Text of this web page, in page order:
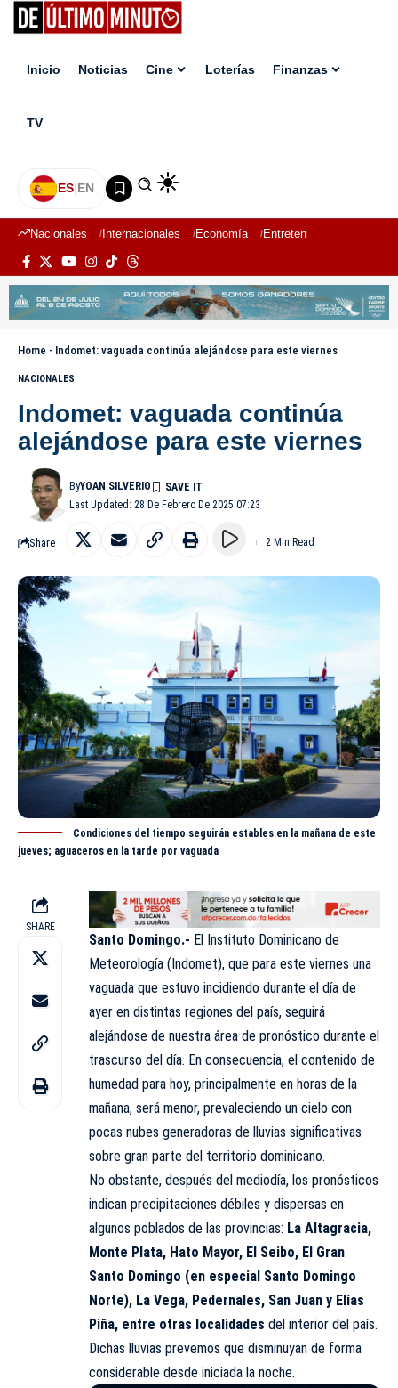
Inicio Noticias Cine Loterías Finanzas
TV
ES|EN
Nacionales Internacionales Economía Entretenimiento
Home - Indomet: vaguada continúa alejándose para este viernes
NACIONALES
Indomet: vaguada continúa
alejándose para este viernes
Last Updated: 28 De Febrero De 2025 07:23
ByYOAN SILVERIO
Share 2 Min Read
Condiciones del tiempo seguirán estables en la mañana de este
jueves; aguaceros en la tarde por vaguada
SHARE
Santo Domingo.- El Instituto Dominicano de
Meteorología (Indomet), que para este viernes una
vaguada que estuvo incidiendo durante el día de
ayer en distintas regiones del país, seguirá
alejándose de nuestra área de pronóstico durante el
trascurso del día. En consecuencia, el contenido de
humedad para hoy, principalmente en horas de la
mañana, será menor, prevaleciendo un cielo con
pocas nubes generadoras de lluvias significativas
sobre gran parte del territorio dominicano.
No obstante, después del mediodía, los pronósticos
indican precipitaciones débiles y dispersas en
algunos poblados de las provincias: La Altagracia,
Monte Plata, Hato Mayor, El Seibo, El Gran
Santo Domingo (en especial Santo Domingo
Norte), La Vega, Pedernales, San Juan y Elías
Piña, entre otras localidades del interior del país.
Dichas lluvias prevemos que disminuyan de forma
considerable desde iniciada la noche.